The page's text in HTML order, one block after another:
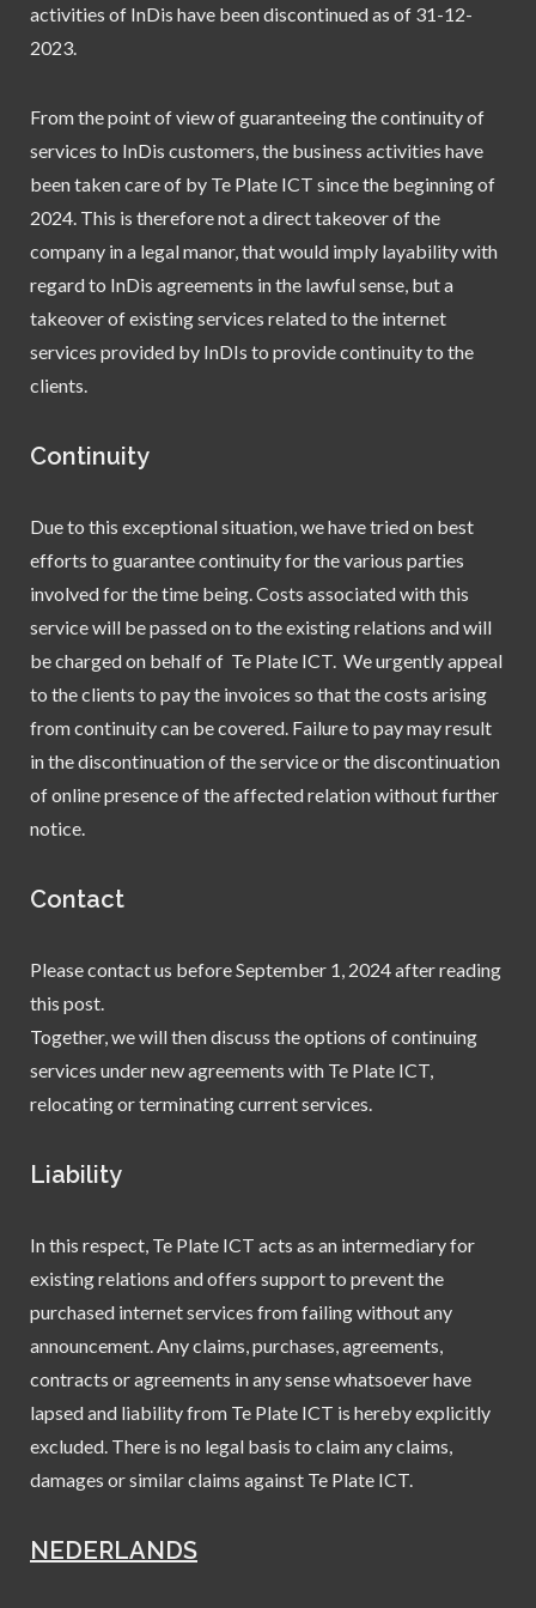
activities of InDis have been discontinued as of 31-12-
2023.
From the point of view of guaranteeing the continuity of
services to InDis customers, the business activities have
been taken care of by Te Plate ICT since the beginning of
2024. This is therefore not a direct takeover of the
company in a legal manor, that would imply layability with
regard to InDis agreements in the lawful sense, but a
takeover of existing services related to the internet
services provided by InDIs to provide continuity to the
clients.
Continuity
Due to this exceptional situation, we have tried on best
efforts to guarantee continuity for the various parties
involved for the time being. Costs associated with this
service will be passed on to the existing relations and will
be charged on behalf of Te Plate ICT. We urgently appeal
to the clients to pay the invoices so that the costs arising
from continuity can be covered. Failure to pay may result
in the discontinuation of the service or the discontinuation
of online presence of the affected relation without further
notice.
Contact
Please contact us before September 1, 2024 after reading
this post.
Together, we will then discuss the options of continuing
services under new agreements with Te Plate ICT,
relocating or terminating current services.
Liability
In this respect, Te Plate ICT acts as an intermediary for
existing relations and offers support to prevent the
purchased internet services from failing without any
announcement. Any claims, purchases, agreements,
contracts or agreements in any sense whatsoever have
lapsed and liability from Te Plate ICT is hereby explicitly
excluded. There is no legal basis to claim any claims,
damages or similar claims against Te Plate ICT.
NEDERLANDS